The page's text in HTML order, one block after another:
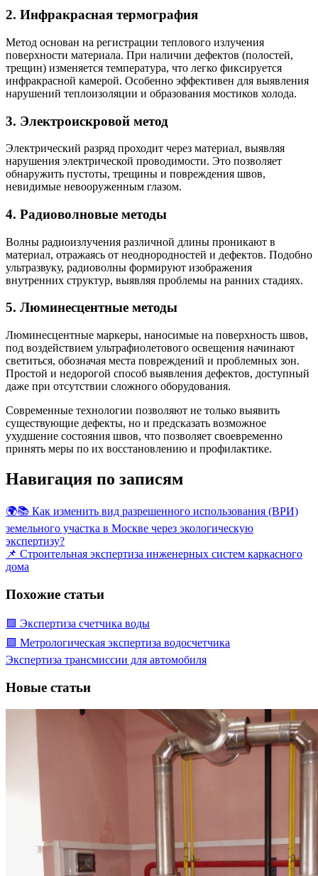
2. Инфракрасная термография
Метод основан на регистрации теплового излучения
поверхности материала. При наличии дефектов (полостей,
трещин) изменяется температура, что легко фиксируется
инфракрасной камерой. Особенно эффективен для выявления
нарушений теплоизоляции и образования мостиков холода.
3. Электроискровой метод
Электрический разряд проходит через материал, выявляя
нарушения электрической проводимости. Это позволяет
обнаружить пустоты, трещины и повреждения швов,
невидимые невооруженным глазом.
4. Радиоволновые методы
Волны радиоизлучения различной длины проникают в
материал, отражаясь от неоднородностей и дефектов. Подобно
ультразвуку, радиоволны формируют изображения
внутренних структур, выявляя проблемы на ранних стадиях.
5. Люминесцентные методы
Люминесцентные маркеры, наносимые на поверхность швов,
под воздействием ультрафиолетового освещения начинают
светиться, обозначая места повреждений и проблемных зон.
Простой и недорогой способ выявления дефектов, доступный
даже при отсутствии сложного оборудования.
Современные технологии позволяют не только выявить
существующие дефекты, но и предсказать возможное
ухудшение состояния швов, что позволяет своевременно
принять меры по их восстановлению и профилактике.
Навигация по записям
🌍📚 Как изменить вид разрешенного использования (ВРИ)
земельного участка в Москве через экологическую
экспертизу?
📌 Строительная экспертиза инженерных систем каркасного
дома
Похожие статьи
🟩 Экспертиза счетчика воды
🟩 Метрологическая экспертиза водосчетчика
Экспертиза трансмиссии для автомобиля
Новые статьи